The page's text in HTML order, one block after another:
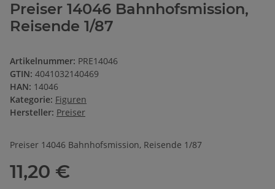
Preiser 14046 Bahnhofsmission,
Reisende 1/87
Artikelnummer: PRE14046
GTIN: 4041032140469
HAN: 14046
Kategorie: Figuren
Hersteller: Preiser
Preiser 14046 Bahnhofsmission, Reisende 1/87
11,20 €